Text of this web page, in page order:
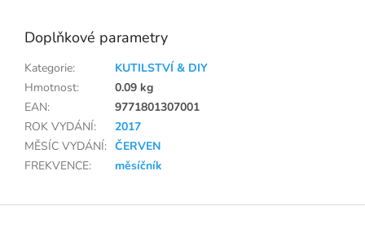
Doplňkové parametry
Kategorie:
KUTILSTVÍ & DIY
Hmotnost:
0.09 kg
EAN:
9771801307001
ROK VYDÁNÍ:
2017
MĚSÍC VYDÁNÍ: ČERVEN
FREKVENCE: měsíčník
Z